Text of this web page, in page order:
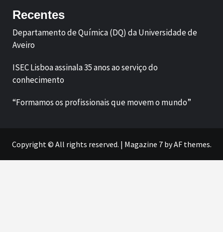
Recentes
Departamento de Química (DQ) da Universidade de
Aveiro
ISEC Lisboa assinala 35 anos ao serviço do
conhecimento
“Formamos os profissionais que movem o mundo”
Copyright © All rights reserved. | Magazine 7by AF themes.